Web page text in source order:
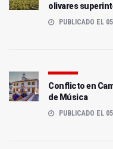
olivares
PUBLICADO EL
Conflicto en
de Música
PUBLICADO EL